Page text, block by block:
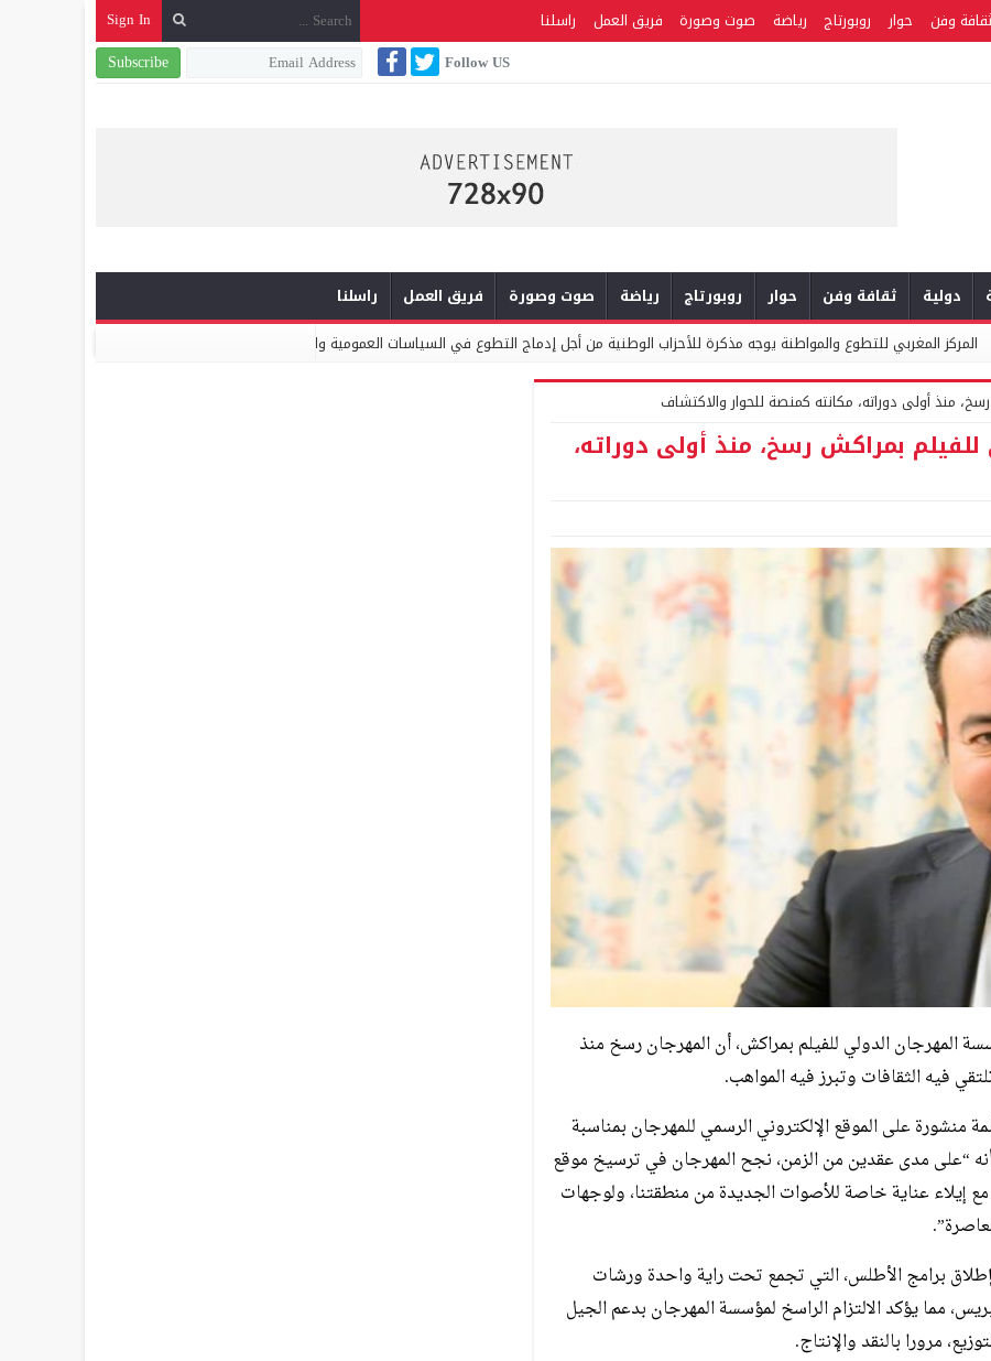
ثقافة وفن حوار روبورتاج رياضة صوت وصورة فريق العمل راسلنا
Sign In
Subscribe Follow US
دولية ثقافة وفن حوار روبورتاج رياضة صوت وصورة فريق العمل
راسلنا
والمواطنة يوجه مذكرة للأحزاب الوطنية من أجل إدماج التطوع في السياسات العمومية والبرامج الانتخابية
منذ أولى دوراته، مكانته كمنصة للحوار والاكتشاف
بمراكش رسخ، منذ أولى دوراته،
المهرجان الدولي للفيلم بمراكش، أن المهرجان رسخ منذ
فيه الثقافات وتبرز فيه المواهب.
على الموقع الإلكتروني الرسمي للمهرجان بمناسبة
ال22 التي تنظم من 28 نونبر إلى 6 دجنبر 2025، أنه “على مدى عقدين من الزمن، نجح المهرجان في ترسيخ موقع
مع إيلاء عناية خاصة للأصوات الجديدة من منطقتنا، ولوجهات
برامج الأطلس، التي تجمع تحت راية واحدة ورشات
مما يؤكد الالتزام الراسخ لمؤسسة المهرجان بدعم الجيل
مرورا بالنقد والإنتاج.